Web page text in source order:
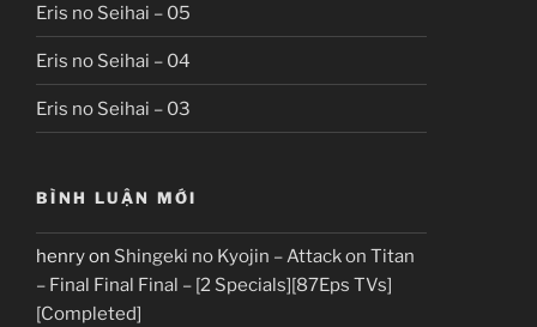
Eris no Seihai – 05
Eris no Seihai – 04
Eris no Seihai – 03
BÌNH LUẬN MỚI
henryon Shingeki no Kyojin – Attack on Titan
– Final Final Final – [2 Specials][87Eps TVs]
[Completed]